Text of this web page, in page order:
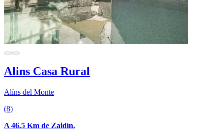
Alins Casa Rural
Alíns del Monte
(8)
A 46.5 Km de Zaidín.